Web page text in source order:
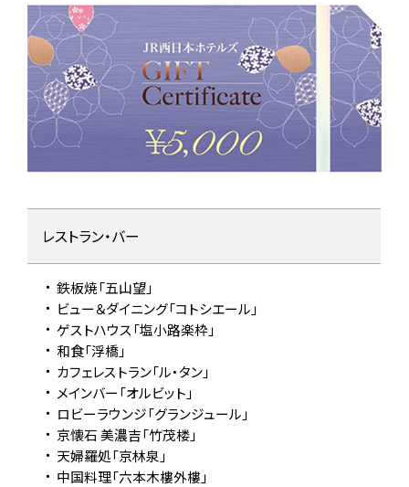
レストラン・バー
鉄板焼「五山望」
ビュー＆ダイニング「コトシエール」
ゲストハウス「塩小路楽枠」
和食「浮橋」
カフェレストラン「ル・タン」
メインバー「オルビット」
ロビーラウンジ「グランジュール」
京懐石 美濃吉「竹茂楼」
天婦羅処「京林泉」
中国料理「六本木樓外樓」